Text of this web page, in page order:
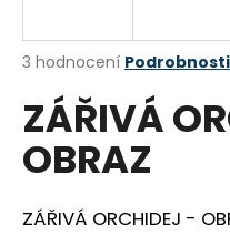
Průměrné
produktu
je
5,0
z
hvězdiček.
3 hodnocení
ZÁŘIVÁ
OBRAZ
ZÁŘIVÁ ORCHIDEJ -
j
t
?